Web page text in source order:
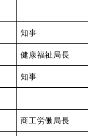
知事
健康福祉局長
知事
商工労働局長